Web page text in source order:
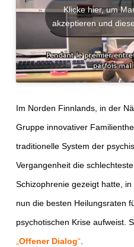
Klicke hier, um
akzeptieren und
Im Norden Finnlands, in der
Gruppe innovativer
traditionelle System der
Vergangenheit die
Schizophrenie gezeigt hatte,
nun die besten Heilungsraten
psychotischen Krise aufweist.
Offener Dialog“.